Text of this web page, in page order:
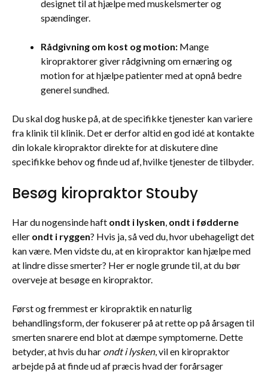
designet til at hjælpe med muskelsmerter og
spændinger.
Rådgivning om kost og motion: Mange
kiropraktorer giver rådgivning om ernæring og
motion for at hjælpe patienter med at opnå bedre
generel sundhed.
Du skal dog huske på, at de specifikke tjenester kan variere
fra klinik til klinik. Det er derfor altid en god idé at kontakte
din lokale kiropraktor direkte for at diskutere dine
specifikke behov og finde ud af, hvilke tjenester de tilbyder.
Besøg kiropraktor Stouby
Har du nogensinde haft ondt i lysken, ondt i fødderne
eller ondt i ryggen? Hvis ja, så ved du, hvor ubehageligt det
kan være. Men vidste du, at en kiropraktor kan hjælpe med
at lindre disse smerter? Her er nogle grunde til, at du bør
overveje at besøge en kiropraktor.
Først og fremmest er kiropraktik en naturlig
behandlingsform, der fokuserer på at rette op på årsagen til
smerten snarere end blot at dæmpe symptomerne. Dette
betyder, at hvis du har ondt i lysken, vil en kiropraktor
arbejde på at finde ud af præcis hvad der forårsager